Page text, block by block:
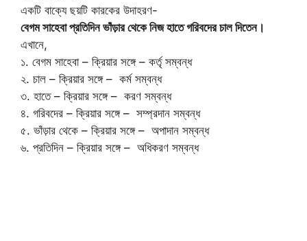
একটি বাক্যে ছয়টি কারকের উদাহরণ-
বেগম সাহেবা প্রতিদিন ভাঁড়ার থেকে নিজ হাতে গরিবদের চাল দিতেন।
এখানে,
১. বেগম সাহেবা – ক্রিয়ার সঙ্গে – কর্তৃ সম্বন্ধ
২. চাল – ক্রিয়ার সঙ্গে – কর্ম সম্বন্ধ
৩. হাতে – ক্রিয়ার সঙ্গে – করণ সম্বন্ধ
৪. গরিবদের – ক্রিয়ার সঙ্গে – সম্প্রদান সম্বন্ধ
৫. ভাঁড়ার থেকে – ক্রিয়ার সঙ্গে – অপাদান সম্বন্ধ
৬. প্রতিদিন – ক্রিয়ার সঙ্গে – অধিকরণ সম্বন্ধ